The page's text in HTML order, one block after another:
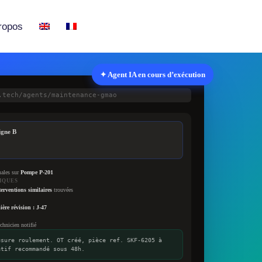
✦ Agent IA en cours d’exécution
agents/maintenance-gmao
B
surPompe P-201
similaires trouvées
révision : J-47
notifié
roulement. OT créé, pièce ref. SKF-6205 à
recommandé sous 48h.